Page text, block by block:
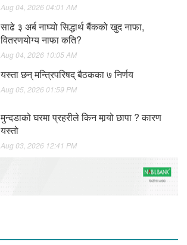
Aug 04, 2026 04:01 AM
साढे ३ अर्ब नाघ्यो सिद्धार्थ बैंकको खुद नाफा,
वितरणयोग्य नाफा कति?
Aug 04, 2026 10:05 AM
यस्ता छन् मन्त्रिपरिषद् बैठकका ७ निर्णय
Aug 05, 2026 01:59 PM
मुन्दडाको घरमा प्रहरीले किन मार्‍यो छापा ? कारण
यस्तो
Aug 03, 2026 12:41 PM